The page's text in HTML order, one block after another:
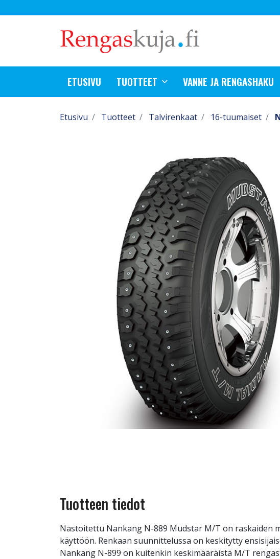
ETUSIVU TUOTTEET VANNE JA RENGASHAKU
Etusivu Tuotteet Talvirenkaat 16-tuumaiset
Tuotteen tiedot
Nastoitettu Nankang N-889 Mudstar M/T on raskaiden
käyttöön. Renkaan suunnittelussa on keskitytty
Nankang N-899 on kuitenkin keskimääräistä M/T